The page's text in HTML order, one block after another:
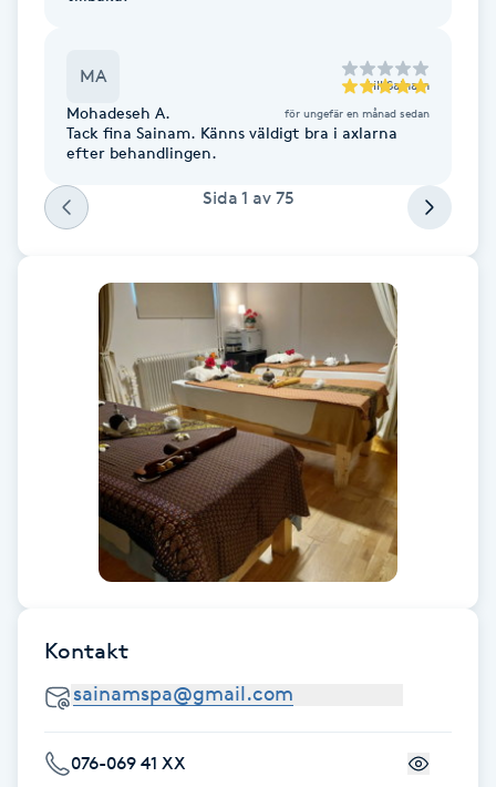
Japansk massage
Katun fransar
Kemisk peeling
Keratinbehandling
Kinesisk medicin
Kiropraktik
Klangmassage
Klippning
MA till Sainam
Mohadeseh A. för ungefär en månad sedan
Tack fina Sainam. Känns väldigt bra i axlarna
efter behandlingen.
Sida 1 av 75
Kontakt
076-069 41 XX